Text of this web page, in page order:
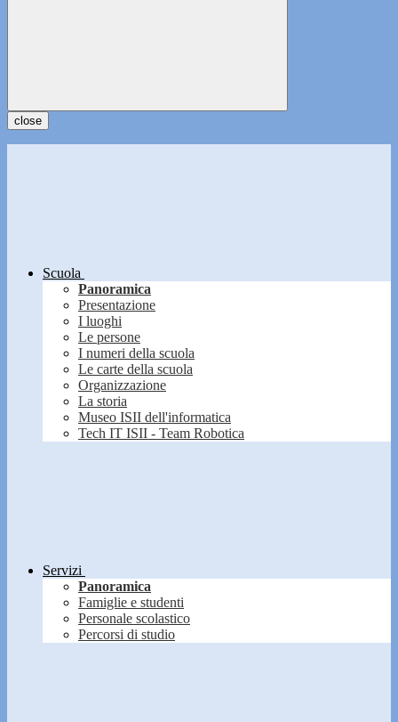
close
Scuola
Panoramica
Presentazione
I luoghi
Le persone
I numeri della scuola
Le carte della scuola
Organizzazione
La storia
Museo ISII dell'informatica
Tech IT ISII - Team Robotica
Servizi
Panoramica
Famiglie e studenti
Personale scolastico
Percorsi di studio